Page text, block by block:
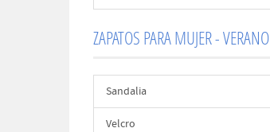
ZAPATOS PARA MUJER - VERANO
Sandalia
Velcro